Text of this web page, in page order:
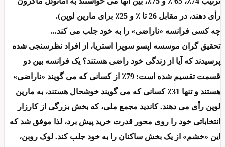
رأی دهند، در مقابل 26 تا ٪ و 25٪ برای مارین لوپن).
چه کسی فرانسه «ناراضی» را به خود جلب می کند...
تحقیق گران موسسه اپسو سوپرا استریا، از افراد نظرسنجی شده
پرسیدند که آیا از زندگی خود راضی هستند؟ یک فرانسه بین دو
قسمت تقسیم شده است: 79٪ از کسانی که می گویند «ناراضی»
هستند و تنها 31٪ کسانی که می گویند خوشحال هستند، به مارین
لوپن رأی می دهند. کاندید مجمع ملی، که بخش بزرگی از کارزار
انتخاباتی خود را روی محور قدرت خرید پیش برد، لذا موفق شد که
این «خشم» از یک بخش ساکنان را به خود جلب کند. لوک روبن،